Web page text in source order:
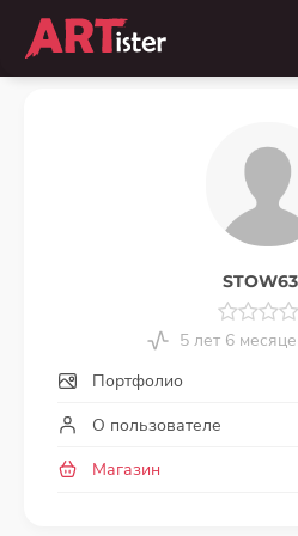
5 лет 6
Портфолио
О пользователе
Магазин